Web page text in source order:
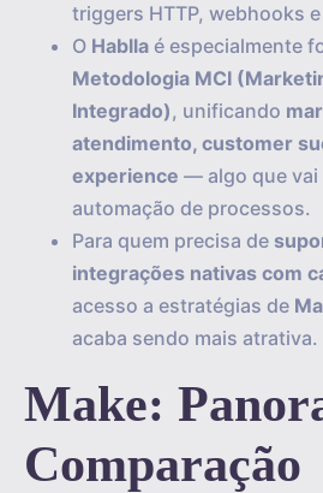
triggers HTTP, webhooks
O Hablla é especialmente
Metodologia MCI
Integrado), unificando
atendimento, customer
experience — algo que vai
automação de processos.
Para quem precisa de
integrações nativas com
acesso a estratégias de
acaba sendo mais atrativa.
Make:
Comparação